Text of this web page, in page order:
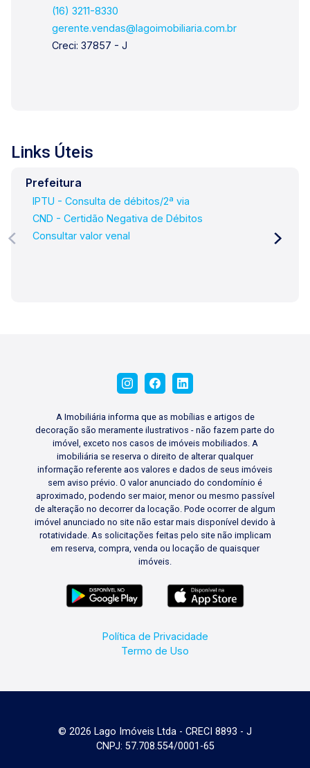
(16) 3211-8330
gerente.vendas@lagoimobiliaria.com.br
Creci: 37857 - J
Links Úteis
Prefeitura
IPTU - Consulta de débitos/2ª via
CND - Certidão Negativa de Débitos
Consultar valor venal
A Imobiliária informa que as mobílias e artigos de
decoração são meramente ilustrativos - não fazem parte do
imóvel, exceto nos casos de imóveis mobiliados. A
imobiliária se reserva o direito de alterar qualquer
informação referente aos valores e dados de seus imóveis
sem aviso prévio. O valor anunciado do condomínio é
aproximado, podendo ser maior, menor ou mesmo passível
de alteração no decorrer da locação. Pode ocorrer de algum
imóvel anunciado no site não estar mais disponível devido à
rotatividade. As solicitações feitas pelo site não implicam
em reserva, compra, venda ou locação de quaisquer
imóveis.
Política de Privacidade
Termo de Uso
© 2026 Lago Imóveis Ltda - CRECI 8893 - J
CNPJ: 57.708.554/0001-65